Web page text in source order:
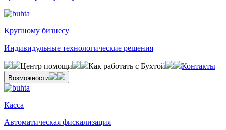
Крупному бизнесу
Индивидульные технологические решения
Центр помощи Как работать с Бухтой Контакты
Возможности
Касса
Автоматическая фискализация